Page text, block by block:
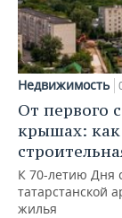
Недвижимость
От первого
крышах: как
К 70-летию Дня
татарстанской
жилья